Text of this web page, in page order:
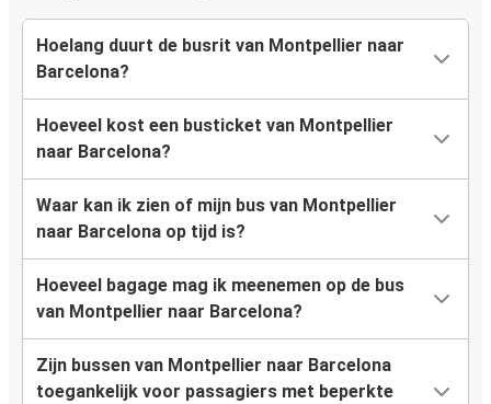
Hoelang duurt de busrit van Montpellier naar
Barcelona?
Hoeveel kost een busticket van Montpellier
naar Barcelona?
Waar kan ik zien of mijn bus van Montpellier
naar Barcelona op tijd is?
Hoeveel bagage mag ik meenemen op de bus
van Montpellier naar Barcelona?
Zijn bussen van Montpellier naar Barcelona
toegankelijk voor passagiers met beperkte